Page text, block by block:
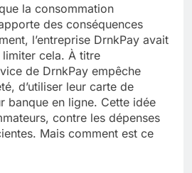
la consommation
des conséquences
l’entreprise DrnkPay avait
limiter cela. À titre
de DrnkPay empêche
d’utiliser leur carte de
banque en ligne. Cette idée
contre les dépenses
Mais comment est ce